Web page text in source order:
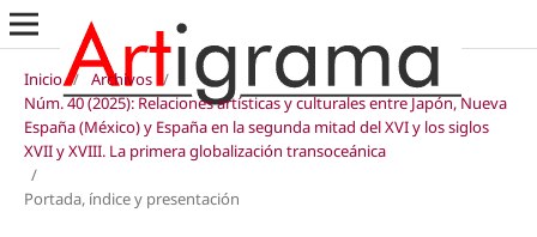
Inicio / Archivos /
Núm. 40 (2025): Relaciones artísticas y culturales entre Japón, Nueva
España (México) y España en la segunda mitad del XVI y los siglos
XVII y XVIII. La primera globalización transoceánica
/
Portada, índice y presentación